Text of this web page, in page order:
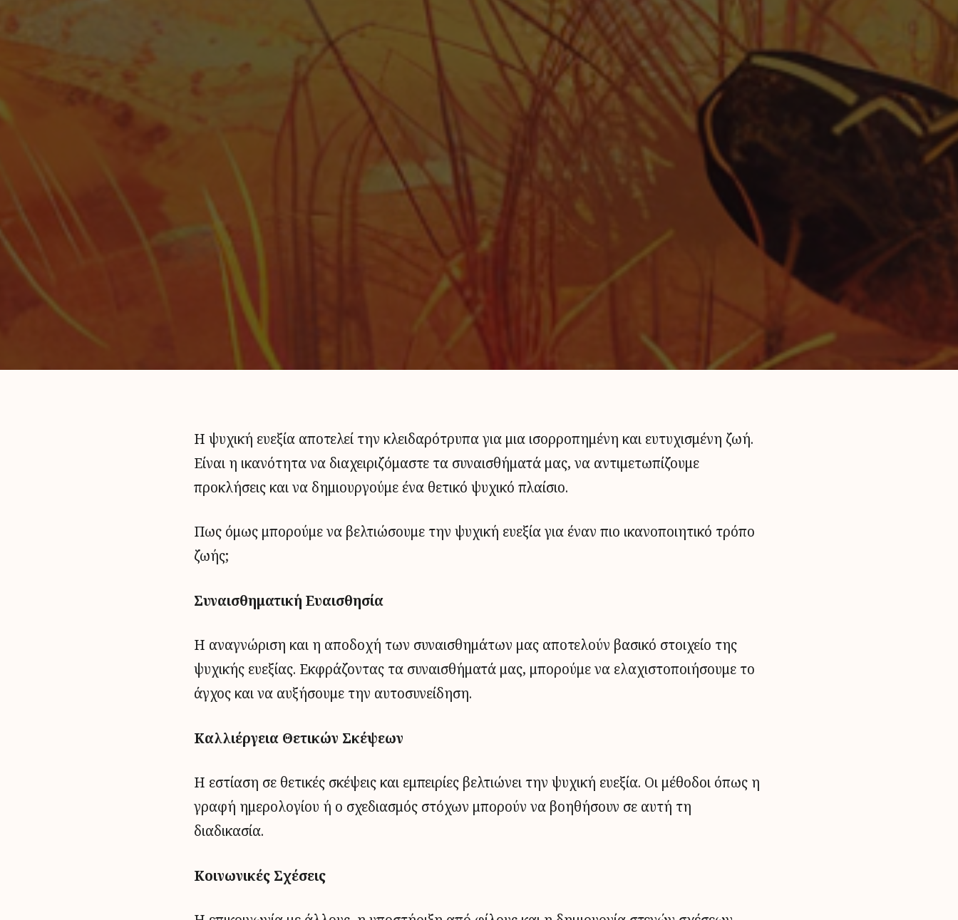
Η ψυχική ευεξία αποτελεί την κλειδαρότρυπα για μια ισορροπημένη και ευτυχισμένη ζωή.
Είναι η ικανότητα να διαχειριζόμαστε τα συναισθήματά μας, να αντιμετωπίζουμε
προκλήσεις και να δημιουργούμε ένα θετικό ψυχικό πλαίσιο.
Πως όμως μπορούμε να βελτιώσουμε την ψυχική ευεξία για έναν πιο ικανοποιητικό τρόπο
ζωής;
Συναισθηματική Ευαισθησία
Η αναγνώριση και η αποδοχή των συναισθημάτων μας αποτελούν βασικό στοιχείο της
ψυχικής ευεξίας. Εκφράζοντας τα συναισθήματά μας, μπορούμε να ελαχιστοποιήσουμε το
άγχος και να αυξήσουμε την αυτοσυνείδηση.
Καλλιέργεια Θετικών Σκέψεων
Η εστίαση σε θετικές σκέψεις και εμπειρίες βελτιώνει την ψυχική ευεξία. Οι μέθοδοι όπως η
γραφή ημερολογίου ή ο σχεδιασμός στόχων μπορούν να βοηθήσουν σε αυτή τη
διαδικασία.
Κοινωνικές Σχέσεις